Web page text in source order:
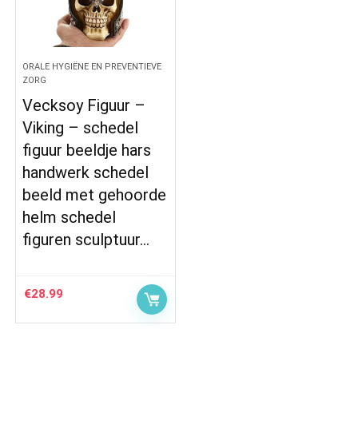
ORALE HYGIËNE EN PREVENTIEVE
ZORG
Vecksoy Figuur –
Viking – schedel
figuur beeldje hars
handwerk schedel
beeld met gehoorde
helm schedel
figuren sculptuur…
€28.99